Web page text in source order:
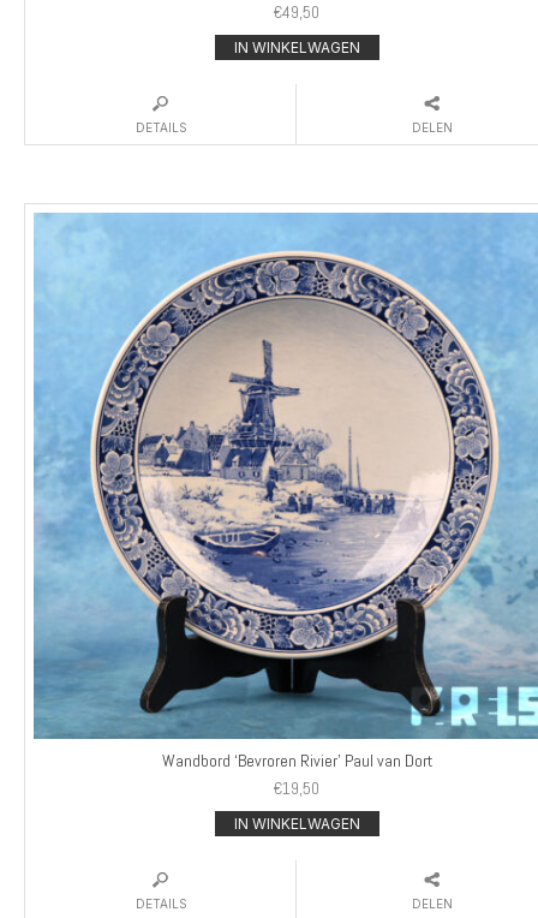
€49,50
IN WINKELWAGEN
DETAILS DELEN
Wandbord ‘Bevroren Rivier’ Paul van Dort
€19,50
IN WINKELWAGEN
DETAILS DELEN